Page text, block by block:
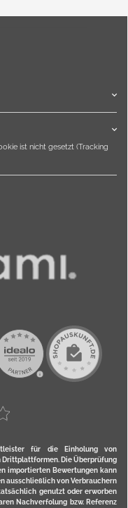
ist nicht gesetzt (Tracking
für die Einholung von
Drittplattformen. Die Überprüfung
importierten Bewertungen kann
ausschließlich von Verbrauchern
genutzt oder erworben
Nachverfolung bzw. Referenz